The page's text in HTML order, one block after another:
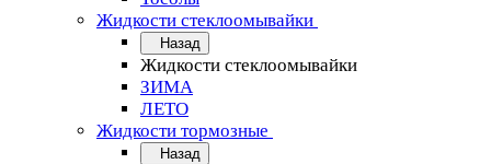
Жидкости стеклоомывайки
Назад
Жидкости стеклоомывайки
ЗИМА
ЛЕТО
Жидкости тормозные
Назад